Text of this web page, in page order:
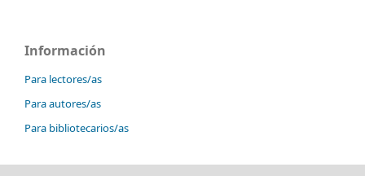
Información
Para lectores/as
Para autores/as
Para bibliotecarios/as